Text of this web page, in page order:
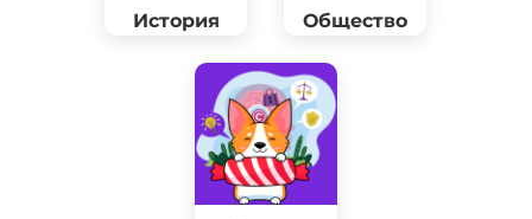
История Общество